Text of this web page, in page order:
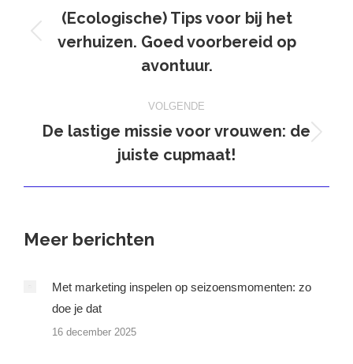
navigatie
Vorig
bericht
(Ecologische) Tips voor bij het
verhuizen. Goed voorbereid op
avontuur.
VOLGENDE
bericht
De lastige missie voor vrouwen: de
juiste cupmaat!
Meer berichten
Met marketing inspelen op seizoensmomenten: zo
doe je dat
16 december 2025